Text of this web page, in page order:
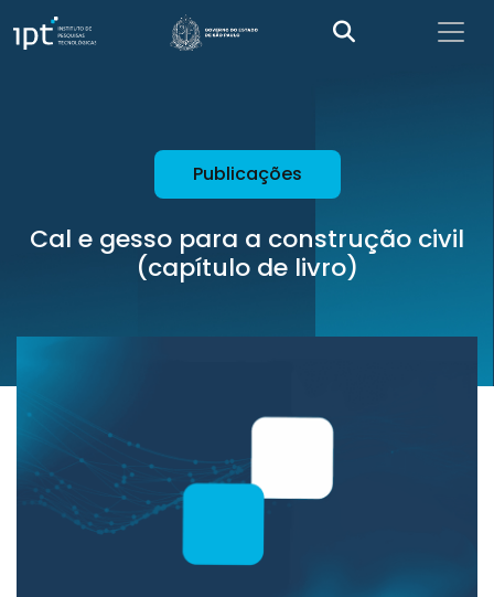
Publicações
Cal e gesso para a construção civil
(capítulo de livro)